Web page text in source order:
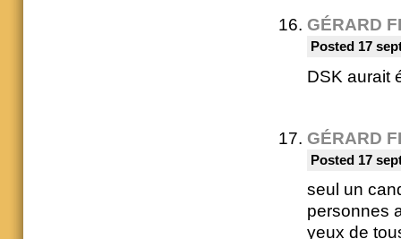
GÉRARD
Posted 17
DSK aurait
GÉRARD
Posted 17
seul un
personnes
yeux de